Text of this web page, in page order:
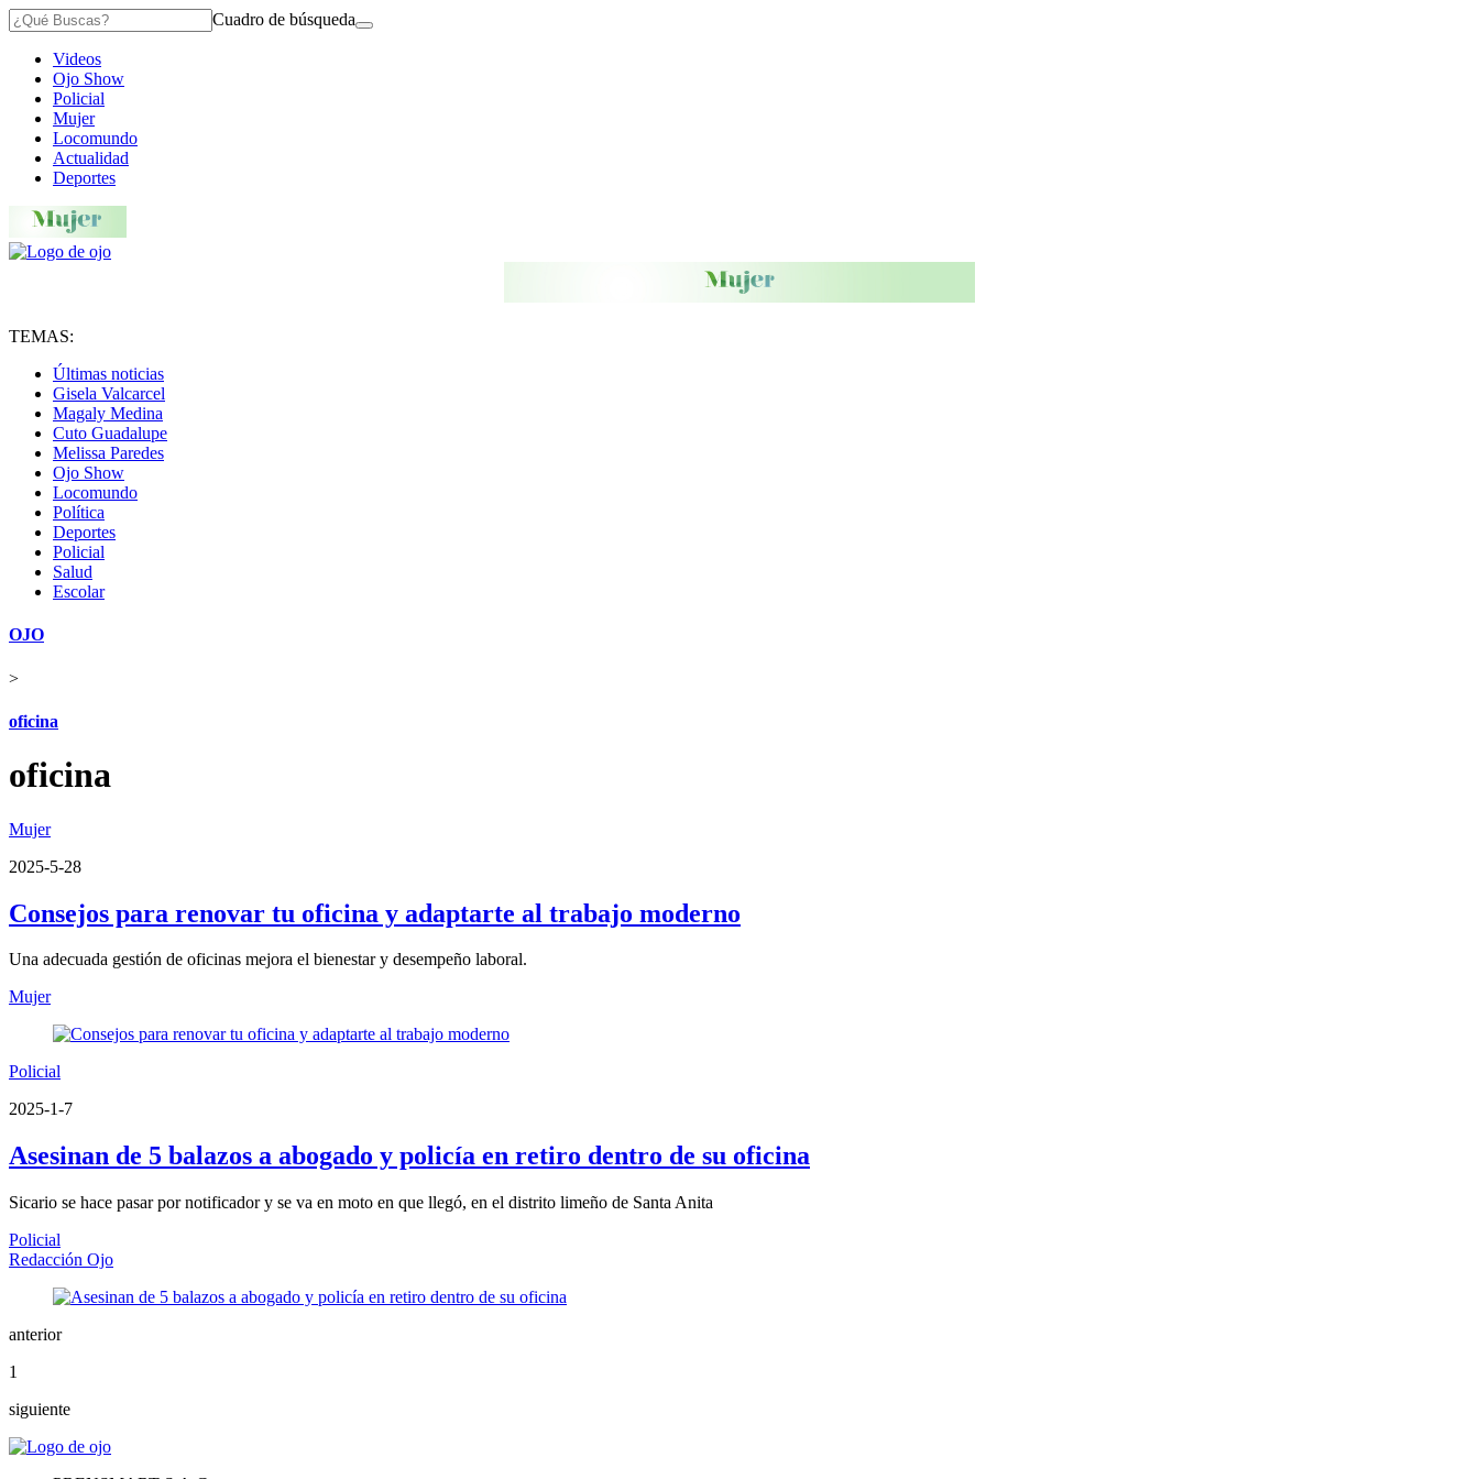
Cuadro de búsqueda
Videos
Ojo Show
Policial
Mujer
Locomundo
Actualidad
Deportes
TEMAS:
Últimas noticias
Gisela Valcarcel
Magaly Medina
Cuto Guadalupe
Melissa Paredes
Ojo Show
Locomundo
Política
Deportes
Policial
Salud
Escolar
OJO
>
oficina
oficina
Mujer
2025-5-28
Consejos para renovar tu oficina y adaptarte al trabajo moderno
Una adecuada gestión de oficinas mejora el bienestar y desempeño laboral.
Mujer
Policial
2025-1-7
Asesinan de 5 balazos a abogado y policía en retiro dentro de su oficina
Sicario se hace pasar por notificador y se va en moto en que llegó, en el distrito limeño de Santa Anita
Policial
Redacción Ojo
anterior
1
siguiente